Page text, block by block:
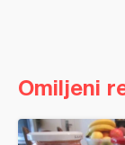
Omiljeni